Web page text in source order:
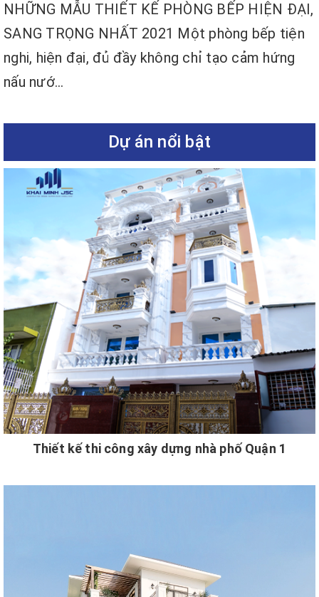
NHỮNG MẪU THIẾT KẾ PHÒNG BẾP HIỆN ĐẠI,
SANG TRỌNG NHẤT 2021 Một phòng bếp tiện
nghi, hiện đại, đủ đầy không chỉ tạo cảm hứng
nấu nướ...
Dự án nổi bật
Thiết kế thi công xây dựng nhà phố Quận 1